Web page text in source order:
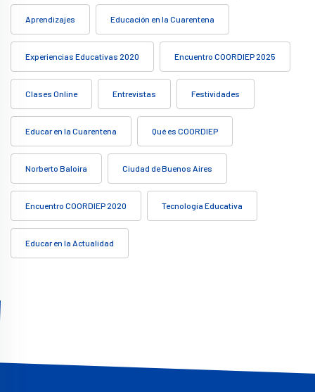
Aprendizajes Educación en la Cuarentena
Experiencias Educativas 2020 Encuentro COORDIEP 2025
Clases Online Entrevistas Festividades
Educar en la Cuarentena Qué es COORDIEP
Norberto Baloira Ciudad de Buenos Aires
Encuentro COORDIEP 2020 Tecnología Educativa
Educar en la Actualidad